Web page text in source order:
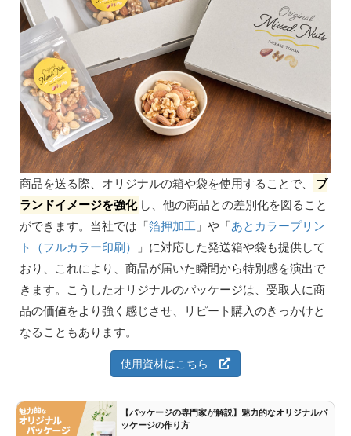
商品を送る際、オリジナルの箱や袋を使用することで、
ブ
ランドイメージを強化 し、他の商品との差別化を図ること
ができます。当社では「箔押加工 」や「あとカラープリン
ト（フルカラー印刷）
」に対応した発送箱や袋も提供して
おり、これにより、商品が届いた瞬間から特別感を演出で
きます。こうしたオリジナルのパッケージは、受取人に商
品の価値をより強く感じさせ、リピート購入のきっかけと
なることもあります。
使用資材はこちら
【パッケージの専門家が解説】魅力的なオリジナルパ
ッケージの作り方